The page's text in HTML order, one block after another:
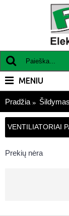
MENIU
Pradžia
VENTILIATORIAI
Prekių nėra